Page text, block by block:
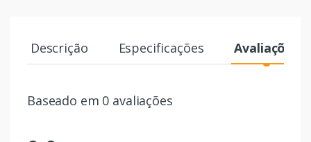
Descrição Especificações Avaliações
Baseado em 0 avaliações